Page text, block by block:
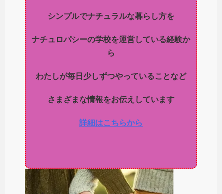
シンプルでナチュラルな暮らし方を
ナチュロパシーの学校を運営している経験か
ら
わたしが毎日少しずつやっていることなど
さまざまな情報をお伝えしています
詳細はこちらから